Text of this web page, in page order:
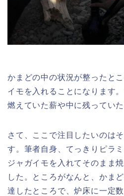
かまどの中の状況が整ったと
イモを入れることになります
燃えていた薪や中に残ってい
さて、ここで注目したいのは
す。筆者自身、てっきりピラ
ジャガイモを入れてそのまま
した。ところがなんと、かま
達したところで、炉床に一定